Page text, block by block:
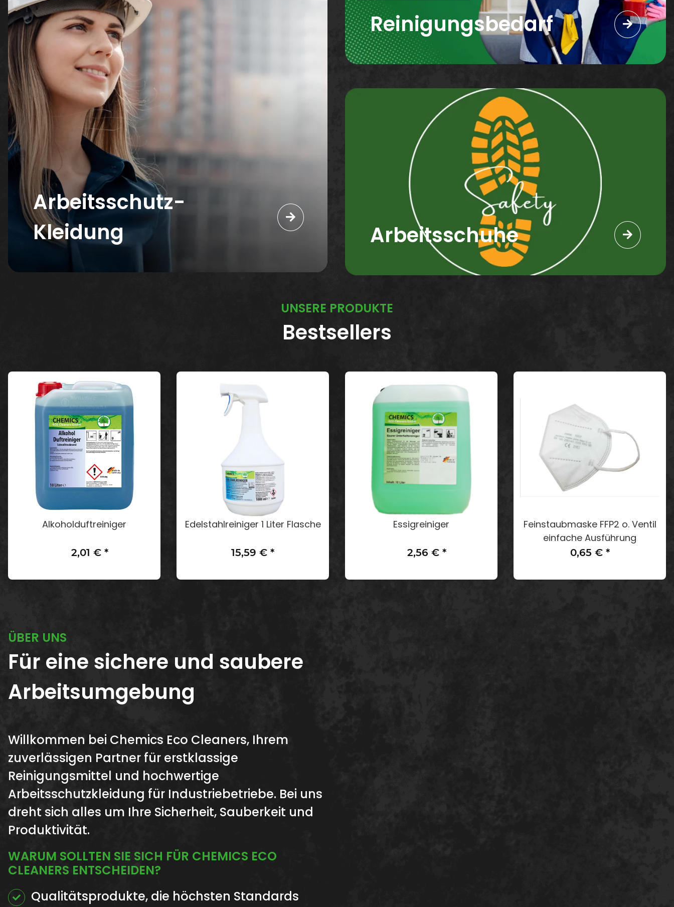
Arbeitsschutz-
Kleidung
Reinigungsbedarf
Arbeitsschuhe
UNSERE PRODUKTE
Bestsellers
Alkoholduftreiniger
2,01 € *
Edelstahlreiniger 1 Liter Flasche
15,59 € *
Essigreiniger
2,56 € *
Feinstaubmaske FFP2 o. Ventil
einfache Ausführung
0,65 € *
ÜBER UNS
Für eine sichere und saubere
Arbeitsumgebung
Willkommen bei Chemics Eco Cleaners, Ihrem
zuverlässigen Partner für erstklassige
Reinigungsmittel und hochwertige
Arbeitsschutzkleidung für Industriebetriebe. Bei uns
dreht sich alles um Ihre Sicherheit, Sauberkeit und
Produktivität.
WARUM SOLLTEN SIE SICH FÜR CHEMICS ECO
CLEANERS ENTSCHEIDEN?
Qualitätsprodukte, die höchsten Standards